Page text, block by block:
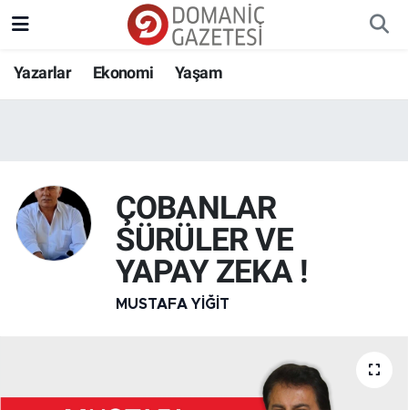
Yazarlar Ekonomi Yaşam
ÇOBANLAR
SÜRÜLER VE
YAPAY ZEKA !
MUSTAFA YIĞIT